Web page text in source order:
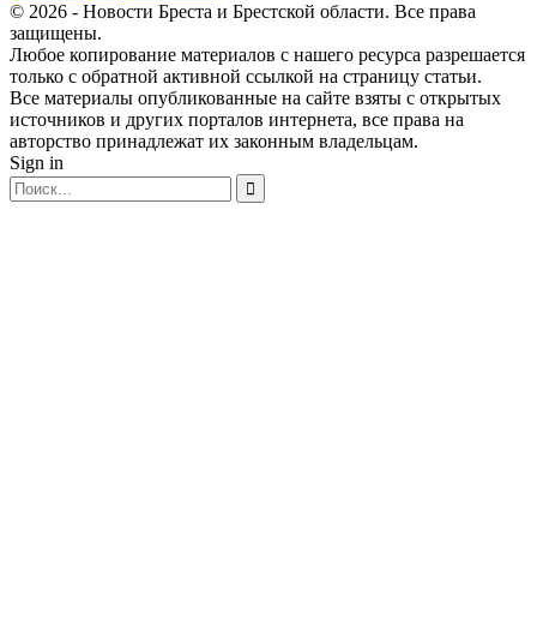
© 2026 - Новости Бреста и Брестской области. Все права
защищены.
Любое копирование материалов с нашего ресурса разрешается
только с обратной активной ссылкой на страницу статьи.
Все материалы опубликованные на сайте взяты с открытых
источников и других порталов интернета, все права на
авторство принадлежат их законным владельцам.
Sign in